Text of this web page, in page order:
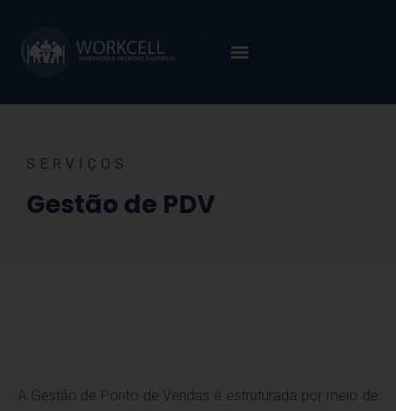
SERVIÇOS
Gestão de PDV
A Gestão de Ponto de Vendas é estruturada por meio de